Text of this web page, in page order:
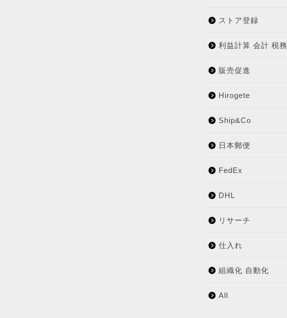
ストア登録
利益計算 会計 税務
販売促進
Hirogete
Ship&Co
日本郵便
FedEx
DHL
リサーチ
仕入れ
組織化 自動化
All